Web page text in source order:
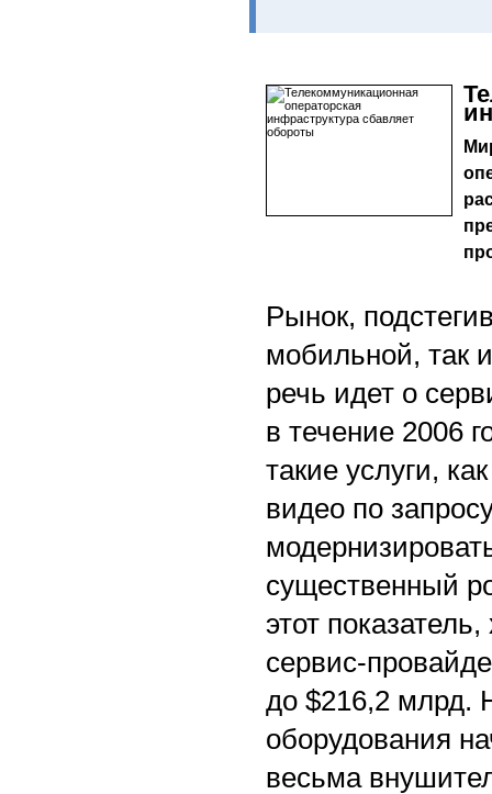
Рынок,
мобильной, так
речь идет о
в течение 2006
такие услуги,
видео по
существенный
этот
сервис-
до $216,2 млрд.
оборудования
весьма